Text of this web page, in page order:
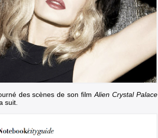
des scènes de son filmAlien Crystal Palace
suit.